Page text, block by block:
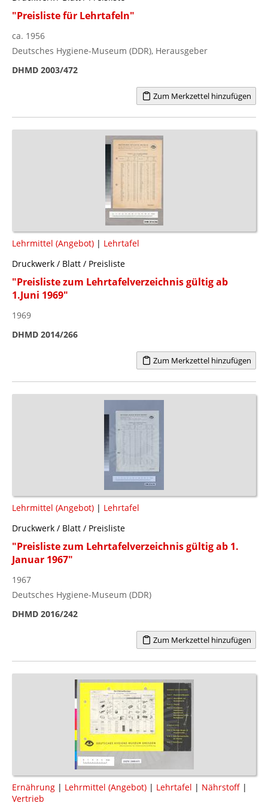
"Preisliste für Lehrtafeln"
ca. 1956
Deutsches Hygiene-Museum (DDR), Herausgeber
DHMD 2003/472
Zum Merkzettel hinzufügen
Lehrmittel (Angebot) | Lehrtafel
Druckwerk / Blatt / Preisliste
"Preisliste zum Lehrtafelverzeichnis gültig ab
1.Juni 1969"
1969
DHMD 2014/266
Zum Merkzettel hinzufügen
Lehrmittel (Angebot) | Lehrtafel
Druckwerk / Blatt / Preisliste
"Preisliste zum Lehrtafelverzeichnis gültig ab 1.
Januar 1967"
1967
Deutsches Hygiene-Museum (DDR)
DHMD 2016/242
Zum Merkzettel hinzufügen
Ernährung | Lehrmittel (Angebot) | Lehrtafel | Nährstoff |
Vertrieb